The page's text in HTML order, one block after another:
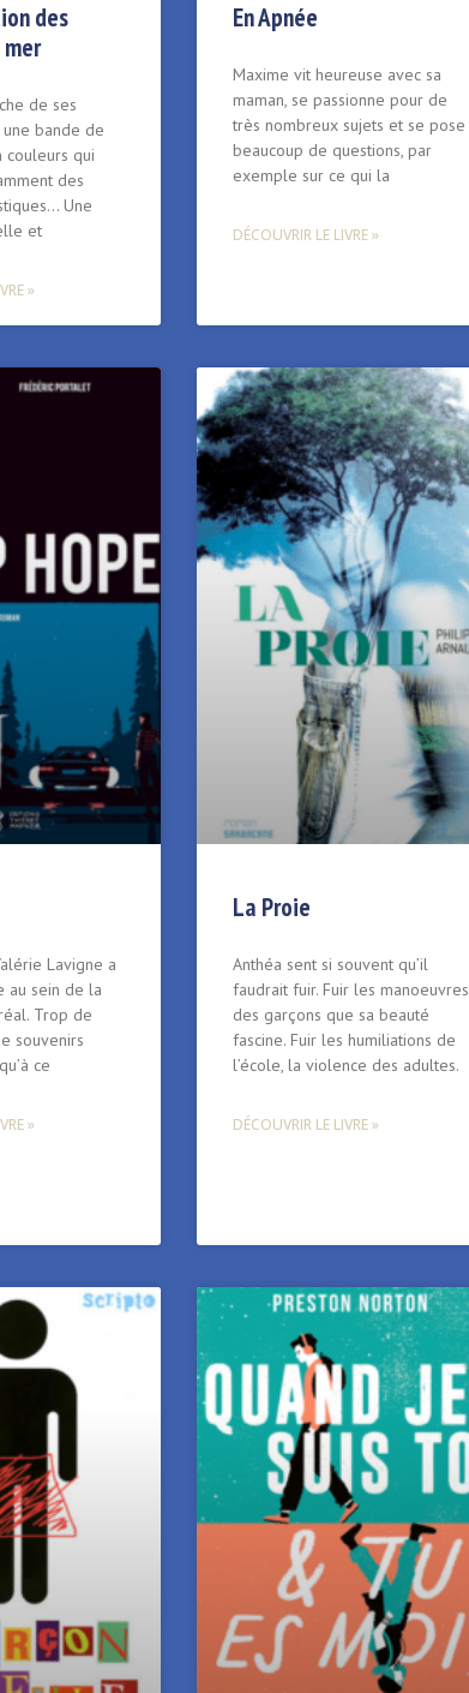
des
de ses
bande de
couleurs qui
des
Une
et
»
En Apnée
Maxime vit heureuse avec sa
maman, se passionne pour de
très nombreux sujets et se pose
beaucoup de questions, par
exemple sur ce qui la
DÉCOUVRIR LE LIVRE »
Lavigne a
au sein de la
Trop de
souvenirs
ce
»
La Proie
Anthéa sent si souvent qu’il
faudrait fuir. Fuir les manoeuvres
des garçons que sa beauté
fascine. Fuir les humiliations de
l’école, la violence des adultes.
DÉCOUVRIR LE LIVRE »